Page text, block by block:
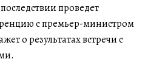
проведет
с премьер-министром
о результатах встречи с